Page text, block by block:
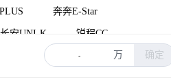
奔奔E-Star
长安UNI-K 锐程CC
悦翔V3 睿骋CC
- 万 确定